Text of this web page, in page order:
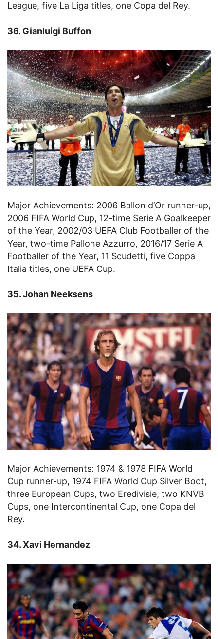
League, five La Liga titles, one Copa del Rey.
36. Gianluigi Buffon
Major Achievements: 2006 Ballon d’Or runner-up,
2006 FIFA World Cup, 12-time Serie A Goalkeeper
of the Year, 2002/03 UEFA Club Footballer of the
Year, two-time Pallone Azzurro, 2016/17 Serie A
Footballer of the Year, 11 Scudetti, five Coppa
Italia titles, one UEFA Cup.
35. Johan Neeksens
Major Achievements: 1974 & 1978 FIFA World
Cup runner-up, 1974 FIFA World Cup Silver Boot,
three European Cups, two Eredivisie, two KNVB
Cups, one Intercontinental Cup, one Copa del
Rey.
34. Xavi Hernandez